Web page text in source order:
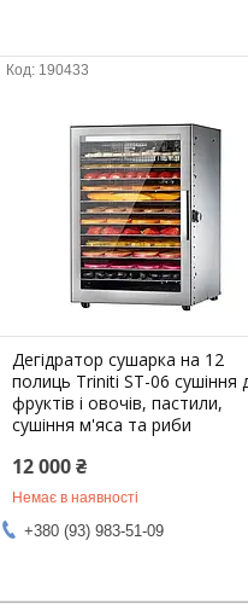
190433
Дегідратор сушарка на 12
полиць Triniti ST-06 сушіння
фруктів і овочів, пастили,
сушіння м'яса та риби
12 000 ₴
Немає в наявності
+380 (93) 983-51-09